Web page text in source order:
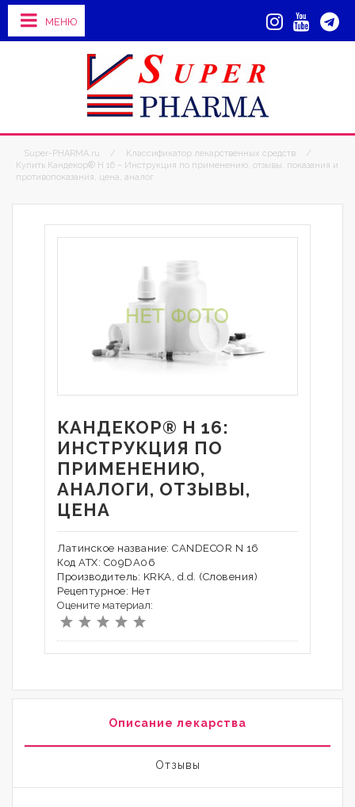
МЕНЮ
Super-PHARMA.ru / Классификатор лекарственных средств
/
Купить Кандекор® H 16 – Инструкция по применению, отзывы, показания и
противопоказания, цена, аналог
КАНДЕКОР® H 16:
ИНСТРУКЦИЯ ПО
ПРИМЕНЕНИЮ,
АНАЛОГИ, ОТЗЫВЫ,
ЦЕНА
Латинское название: CANDECOR N 16
Код АТХ: C09DA06
Производитель: KRKA, d.d. (Словения)
Рецептурное: Нет
Оцените материал:
Описание лекарства
Отзывы